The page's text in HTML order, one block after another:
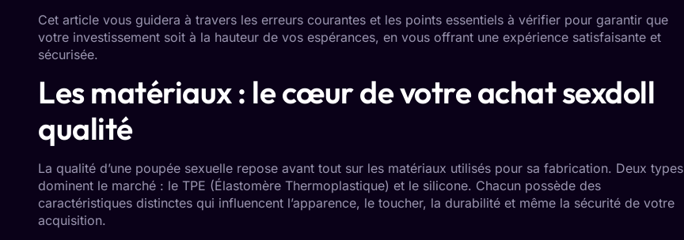
Cet article vous guidera à travers les erreurs courantes et les points essentiels à vérifier pour garantir que
votre investissement soit à la hauteur de vos espérances, en vous offrant une expérience satisfaisante et
sécurisée.
Les matériaux : le cœur de votre achat sexdoll
qualité
La qualité d’une poupée sexuelle repose avant tout sur les matériaux utilisés pour sa fabrication. Deux types
dominent le marché : le TPE (Élastomère Thermoplastique) et le silicone. Chacun possède des
caractéristiques distinctes qui influencent l’apparence, le toucher, la durabilité et même la sécurité de votre
acquisition.